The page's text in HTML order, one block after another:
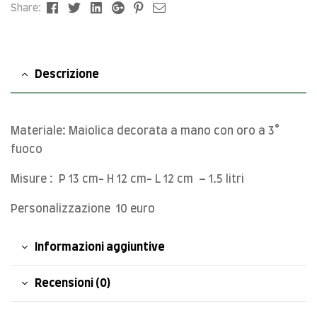
Share: Facebook
TwitterLinkedinGoogle+Pinterest
Email
Descrizione
Materiale: Maiolica decorata a mano con oro a 3°
fuoco
Misure : P 13 cm- H 12 cm- L 12 cm – 1.5 litri
Personalizzazione 10 euro
Informazioni aggiuntive
Recensioni (0)